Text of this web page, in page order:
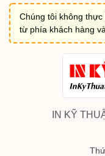
Chúng tôi không
từ phía khách hàng
IN KỸ